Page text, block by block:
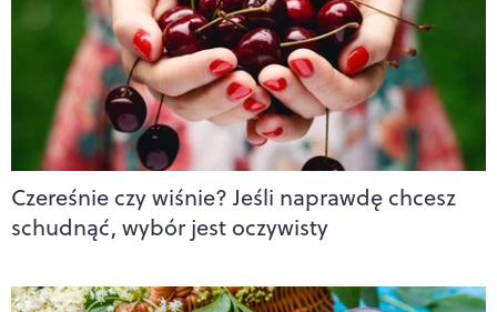
Czereśnie czy wiśnie? Jeśli naprawdę chcesz
schudnąć, wybór jest oczywisty